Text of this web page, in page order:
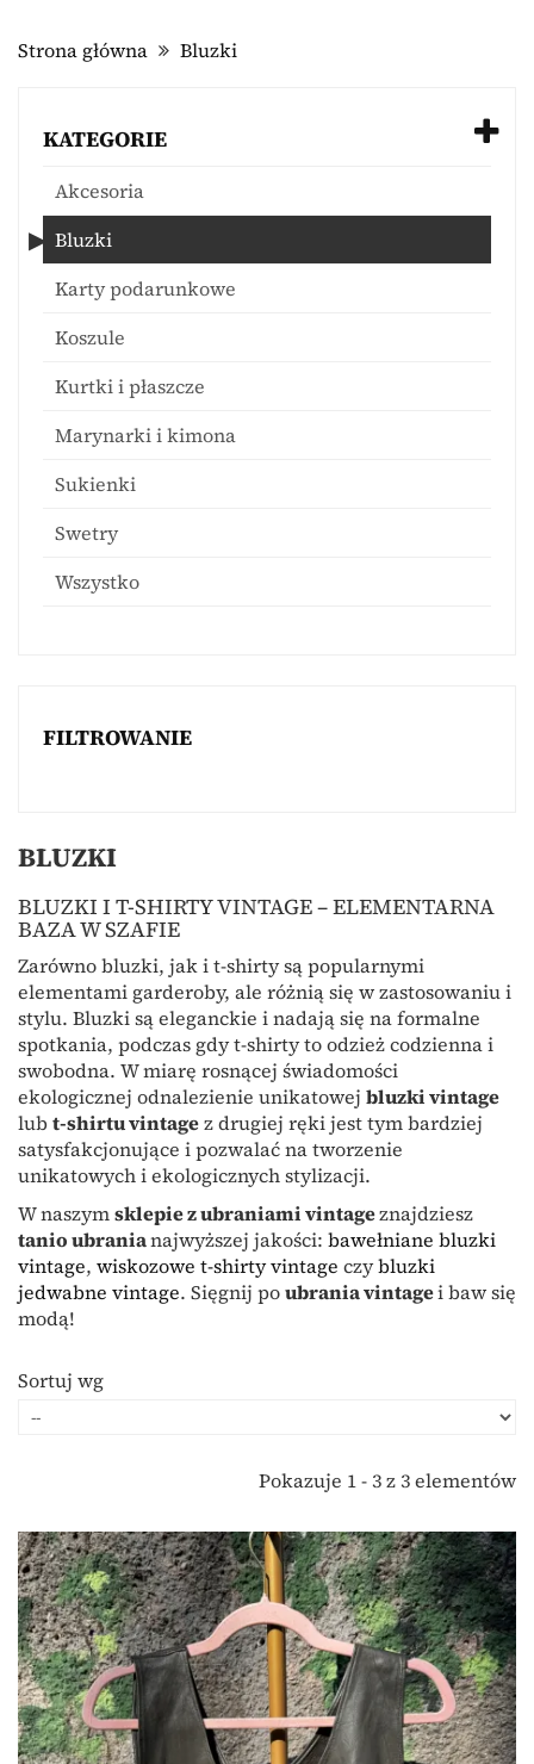
Strona główna Bluzki
KATEGORIE
Akcesoria
Bluzki
Karty podarunkowe
Koszule
Kurtki i płaszcze
Marynarki i kimona
Sukienki
Swetry
Wszystko
FILTROWANIE
BLUZKI
BLUZKI I T-SHIRTY VINTAGE – ELEMENTARNA
BAZA W SZAFIE
Zarówno bluzki, jak i t-shirty są popularnymi
elementami garderoby, ale różnią się w zastosowaniu i
stylu. Bluzki są eleganckie i nadają się na formalne
spotkania, podczas gdy t-shirty to odzież codzienna i
swobodna. W miarę rosnącej świadomości
ekologicznej odnalezienie unikatowej bluzki vintage
lub t-shirtu vintagez drugiej ręki jest tym bardziej
satysfakcjonujące i pozwalać na tworzenie
unikatowych i ekologicznych stylizacji.
W naszymsklepie z ubraniami vintageznajdziesz
tanio ubranianajwyższej jakości: bawełniane bluzki
vintage, wiskozowe t-shirty vintage czybluzki
jedwabne vintage. Sięgnij poubrania vintagei baw się
modą!
Sortuj wg
Pokazuje 1 - 3 z 3 elementów